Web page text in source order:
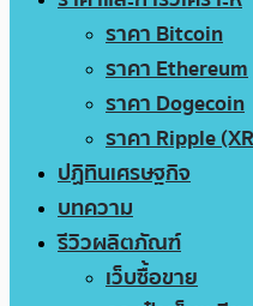
ราคา Bitcoin
ราคา Ethereum
ราคา Dogecoin
ราคา Ripple
ปฏิทินเศรษฐกิจ
บทความ
รีวิวผลิตภัณฑ์
เว็บซื้อขาย